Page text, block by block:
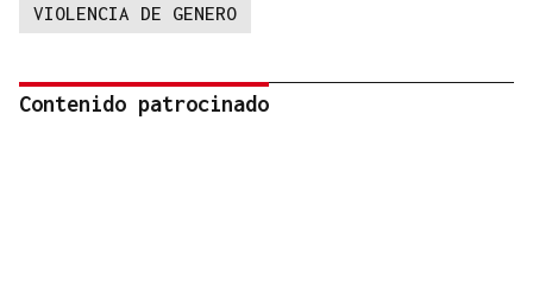
VIOLENCIA DE GENERO
Contenido patrocinado